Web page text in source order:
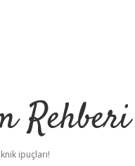
Rehberi
ipuçları!